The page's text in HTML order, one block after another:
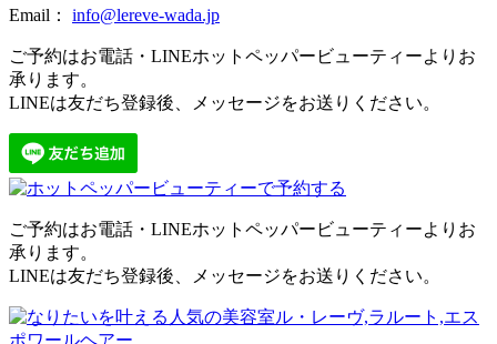
Email： info@lereve-wada.jp
ご予約はお電話・LINEホットペッパービューティーよりお
承ります。
LINEは友だち登録後、メッセージをお送りください。
ご予約はお電話・LINEホットペッパービューティーよりお
承ります。
LINEは友だち登録後、メッセージをお送りください。